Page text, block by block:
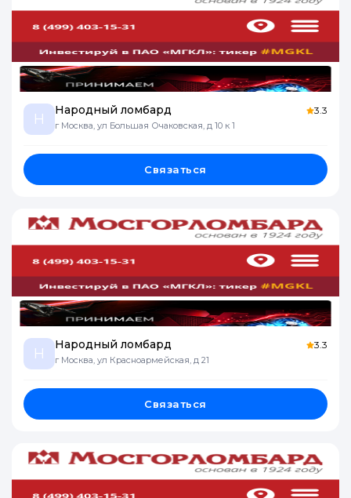
Н
Народный ломбард
г Москва, ул Большая Очаковская, д 10 к 1
3.3
Связаться
Н
Народный ломбард
г Москва, ул Красноармейская, д 21
3.3
Связаться